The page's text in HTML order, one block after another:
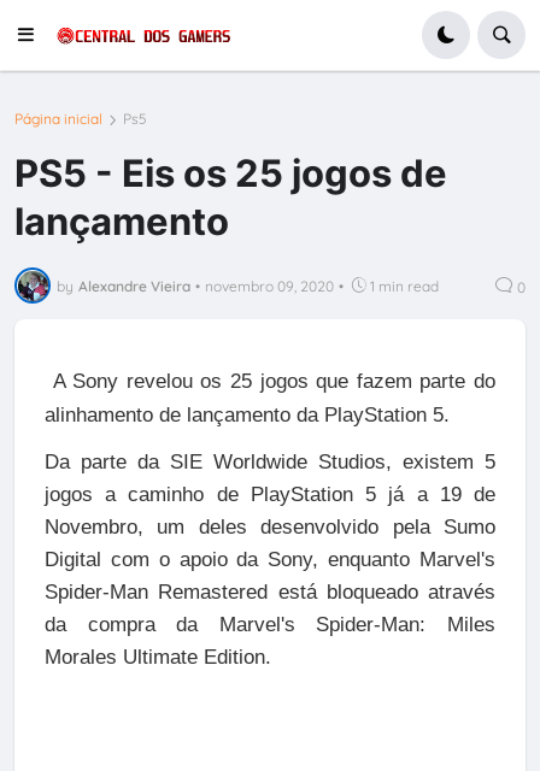
Página inicial Ps5
PS5 - Eis os 25 jogos de
lançamento
by Alexandre Vieira • novembro 09, 2020 • 1 min read 0
A Sony revelou os 25 jogos que fazem parte do
alinhamento de lançamento da PlayStation 5.
Da parte da SIE Worldwide Studios, existem 5
jogos a caminho de PlayStation 5 já a 19 de
Novembro, um deles desenvolvido pela Sumo
Digital com o apoio da Sony, enquanto Marvel's
Spider-Man Remastered está bloqueado através
da compra da Marvel's Spider-Man: Miles
Morales Ultimate Edition.